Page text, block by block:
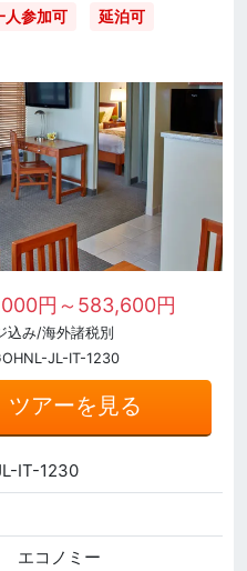
人参加可 延泊可
円～583,600円
込み/海外諸税別
JL-IT-1230
ツアーを見る
IT-1230
エコノミー